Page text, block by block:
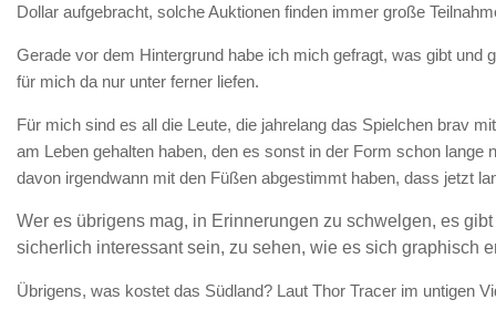
Dollar aufgebracht, solche Auktionen finden immer große
Gerade vor dem Hintergrund habe ich mich gefragt, was gibt und
für mich da nur unter ferner liefen.
Für mich sind es all die Leute, die jahrelang das Spielchen brav
am Leben gehalten haben, den es sonst in der Form schon
davon irgendwann mit den Füßen abgestimmt haben, dass jetzt
Wer es übrigens mag, in Erinnerungen zu schwelgen, es
sicherlich interessant sein, zu sehen, wie es sich graphisch
Übrigens, was kostet das Südland? Laut Thor Tracer im untigen